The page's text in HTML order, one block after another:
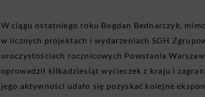
W ciągu ostatniego roku Bogdan Bednarczyk,
w licznych projektach i wydarzeniach SGH
uroczystościach rocznicowych Powstania
oprowadził kilkadziesiąt wycieczek z kraju i
jego aktywności udało się pozyskać kolejne